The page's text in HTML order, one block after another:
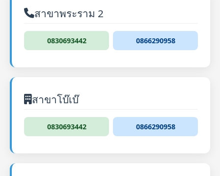
สาขาพระราม 2
0830693442 0866290958
สาขาโบ๊เบ๊
0830693442 0866290958